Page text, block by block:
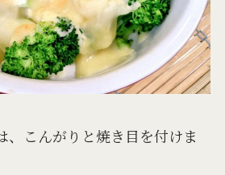
、こんがりと焼き目を付けま